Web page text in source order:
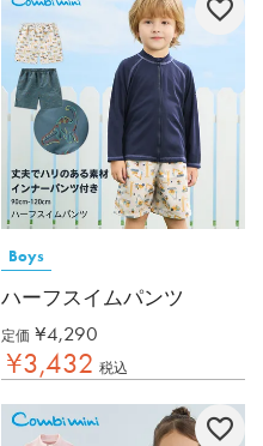
Boys
ハーフスイムパンツ
定価 ¥4,290
¥3,432 税込